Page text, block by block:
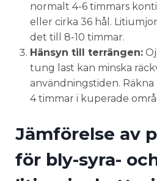
normalt 4-6 timmars
eller cirka 36 hål.
det till 8-10 timmar.
Hänsyn till terrängen:
tung last kan minska
användningstiden. Räkna
4 timmar i kuperade
Jämförelse av
för bly-syra-